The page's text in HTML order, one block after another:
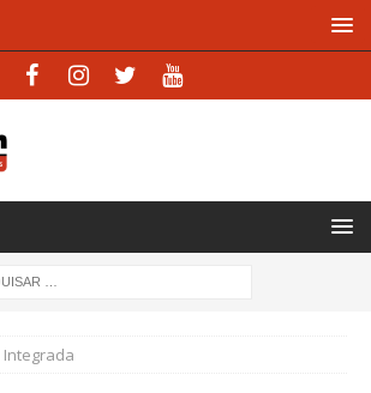
Integrada